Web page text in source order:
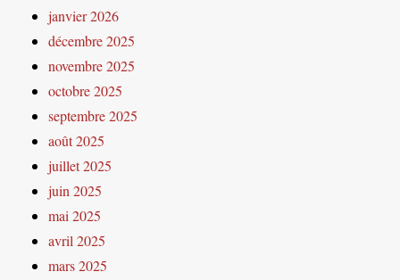
janvier 2026
décembre 2025
novembre 2025
octobre 2025
septembre 2025
août 2025
juillet 2025
juin 2025
mai 2025
avril 2025
mars 2025